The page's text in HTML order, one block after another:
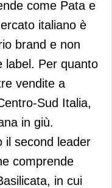
come Pata e
italiano è
brand e non
label. Per quanto
vendite a
Sud Italia,
in giù.
il second leader
comprende
in cui